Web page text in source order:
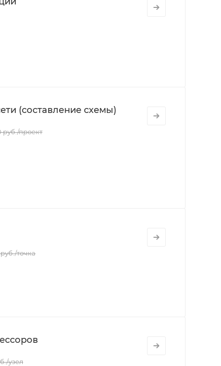
(составление схемы)
руб./проект
точка
узел